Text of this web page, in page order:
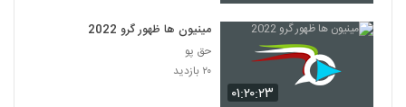
۰۱:۲۰:۲۳
مینیون ها ظهور گرو 2022
حق پو
۲۰ بازدید